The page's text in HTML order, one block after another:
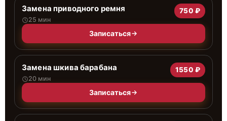
Замена приводного ремня
25 мин
750 ₽
Записаться
Замена шкива барабана
20 мин
1550 ₽
Записаться